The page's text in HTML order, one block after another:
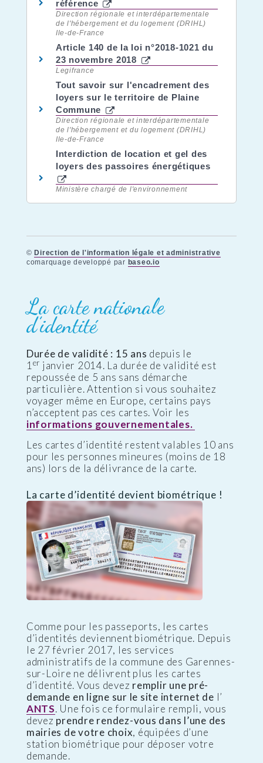
référence
Direction régionale et interdépartementale
de l'hébergement et du logement (DRIHL)
Ile-de-France
Article 140 de la loi n°2018-1021 du
23 novembre 2018
Legifrance
Tout savoir sur l'encadrement des
loyers sur le territoire de Plaine
Commune
Direction régionale et interdépartementale
de l'hébergement et du logement (DRIHL)
Ile-de-France
Interdiction de location et gel des
loyers des passoires énergétiques
Ministère chargé de l'environnement
©Direction de l'information légale et administrative
comarquage developpé par baseo.io
La carte nationale
d’identité
Durée de validité : 15 ans depuis le
1er janvier 2014. La durée de validité est
repoussée de 5 ans sans démarche
particulière. Attention si vous souhaitez
voyager même en Europe, certains pays
n’acceptent pas ces cartes. Voir les
informations gouvernementales.
Les cartes d’identité restent valables 10 ans
pour les personnes mineures (moins de 18
ans) lors de la délivrance de la carte.
La carte d’identité devient biométrique !
Comme pour les passeports, les cartes
d’identités deviennent biométrique. Depuis
le 27 février 2017, les services
administratifs de la commune des Garennes-
sur-Loire ne délivrent plus les cartes
d’identité. Vous devez remplir une pré-
demande en ligne sur le site internet de l’
ANTS. Une fois ce formulaire rempli, vous
devez prendre rendez-vous dans l’une des
mairies de votre choix, équipées d’une
station biométrique pour déposer votre
demande.